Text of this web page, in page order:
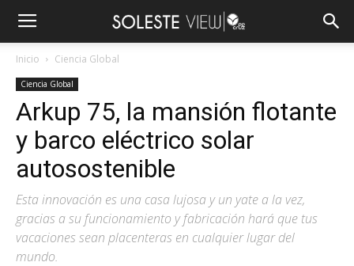
Inicio Ciencia Global
Ciencia Global
Arkup 75, la mansión flotante
y barco eléctrico solar
autosostenible
Esta innovación es una casa lujosa y un yate a la vez,
gracias a su funcionamiento y fabricación hará que tus
vacaciones sean placenteras en cualquier lugar del
mundo.